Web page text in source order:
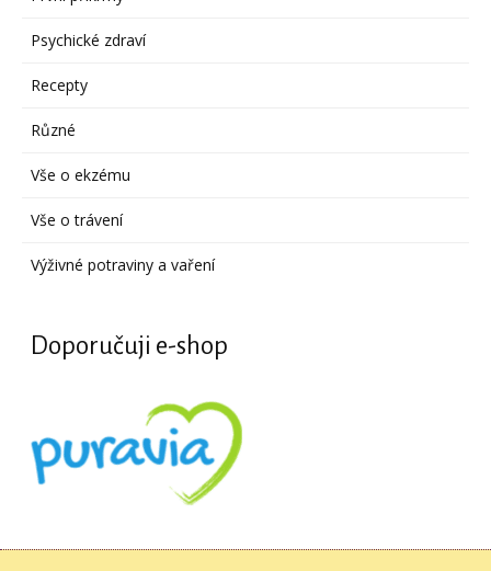
Psychické zdraví
Recepty
Různé
Vše o ekzému
Vše o trávení
Výživné potraviny a vaření
Doporučuji e-shop